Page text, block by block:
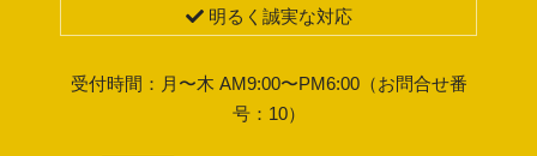
明るく誠実な対応
受付時間：月〜木 AM9:00〜PM6:00（お問合せ番
号：10）